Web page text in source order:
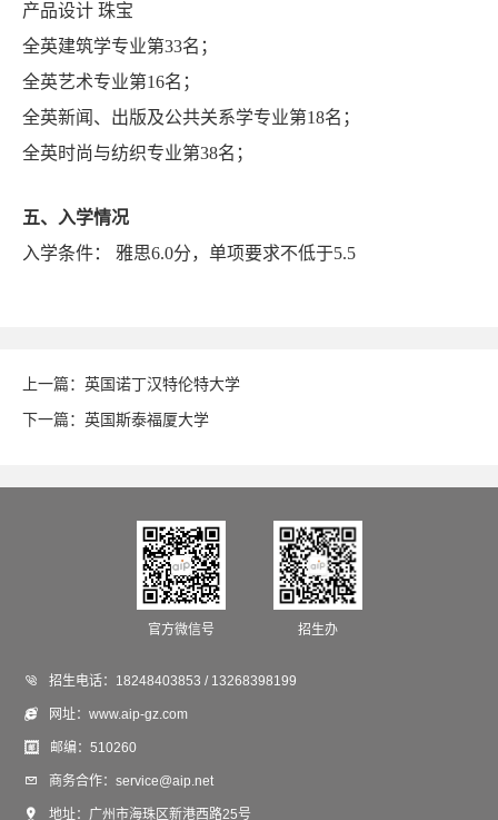
产品设计 珠宝
全英建筑学专业第33名；
全英艺术专业第16名；
全英新闻、出版及公共关系学专业第18名；
全英时尚与纺织专业第38名；
五、入学情况
入学条件： 雅思6.0分， 单项要求不低于5.5
上一篇： 英国诺丁汉特伦特大学
下一篇： 英国斯泰福厦大学
官方微信号 招生办
 招生电话： 18248403853 / 13268398199
 网址：www.aip-gz.com
 邮编：510260
 商务合作：service@aip.net
 地址： 广州市海珠区新港西路25号